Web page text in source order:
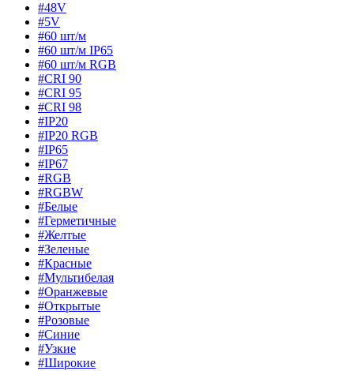
#48V
#5V
#60 шт/м
#60 шт/м IP65
#60 шт/м RGB
#CRI 90
#CRI 95
#CRI 98
#IP20
#IP20 RGB
#IP65
#IP67
#RGB
#RGBW
#Белые
#Герметичные
#Желтые
#Зеленые
#Красные
#Мультибелая
#Оранжевые
#Открытые
#Розовые
#Синие
#Узкие
#Широкие